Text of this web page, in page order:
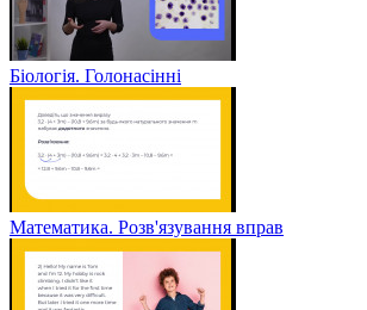
Біологія. Голонасінні
Математика. Розв'язування вправ